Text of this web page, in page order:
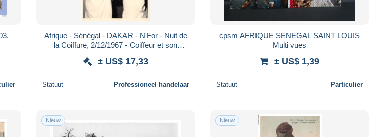
Afrique - Sénégal - DAKAR - N'For - Nuit de
la Coiffure, 2/12/1967 - Coiffeur et son
± US$ 17,33
Statuut Professioneel handelaar
cpsm AFRIQUE SENEGAL SAINT LOUIS
Multi vues
± US$ 1,39
Statuut Particulier
Nieuw Nieuw